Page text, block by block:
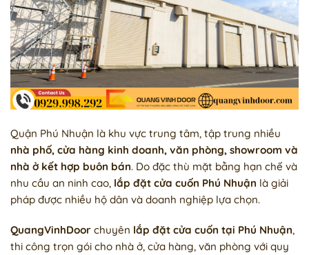
Quận Phú Nhuận là khu vực trung tâm, tập trung nhiều
nhà phố, cửa hàng kinh doanh, văn phòng, showroom và
nhà ở kết hợp buôn bán. Do đặc thù mặt bằng hạn chế và
nhu cầu an ninh cao, lắp đặt cửa cuốn Phú Nhuận là giải
pháp được nhiều hộ dân và doanh nghiệp lựa chọn.
QuangVinhDoor chuyên lắp đặt cửa cuốn tại Phú Nhuận,
thi công trọn gói cho nhà ở, cửa hàng, văn phòng với quy